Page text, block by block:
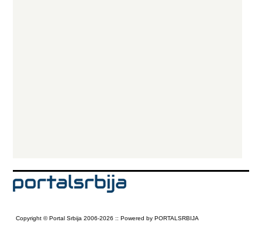
Copyright © Portal Srbija 2006-2026 :: Powered by PORTALSRBIJA